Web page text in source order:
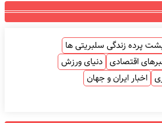
پرده زندگی سلبریتی ها
اقتصادی دنیای ورزش
اخبار ایران و جهان